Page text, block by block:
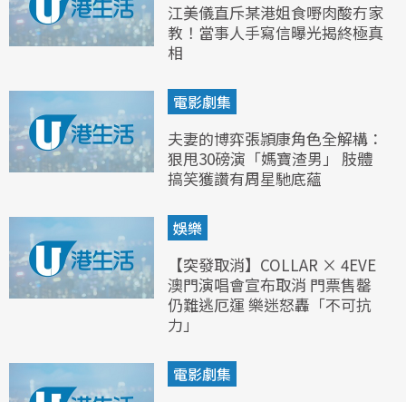
江美儀直斥某港姐食嘢肉酸冇家
教！當事人手寫信曝光揭終極真
相
電影劇集
夫妻的博弈張頴康角色全解構：
狠甩30磅演「媽寶渣男」 肢體
搞笑獲讚有周星馳底蘊
娛樂
【突發取消】COLLAR × 4EVE
澳門演唱會宣布取消 門票售罄
仍難逃厄運 樂迷怒轟「不可抗
力」
電影劇集